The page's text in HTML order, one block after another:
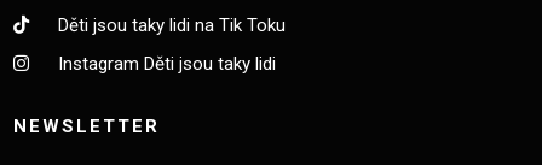
Děti jsou taky lidi na Tik Toku
Instagram Děti jsou taky lidi
NEWSLETTER